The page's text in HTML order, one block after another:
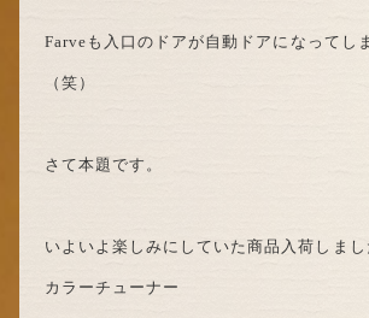
Farveも入口のドアが自動ドアになってし
（笑）
さて本題です。
いよいよ楽しみにしていた商品入荷しまし
カラーチューナー